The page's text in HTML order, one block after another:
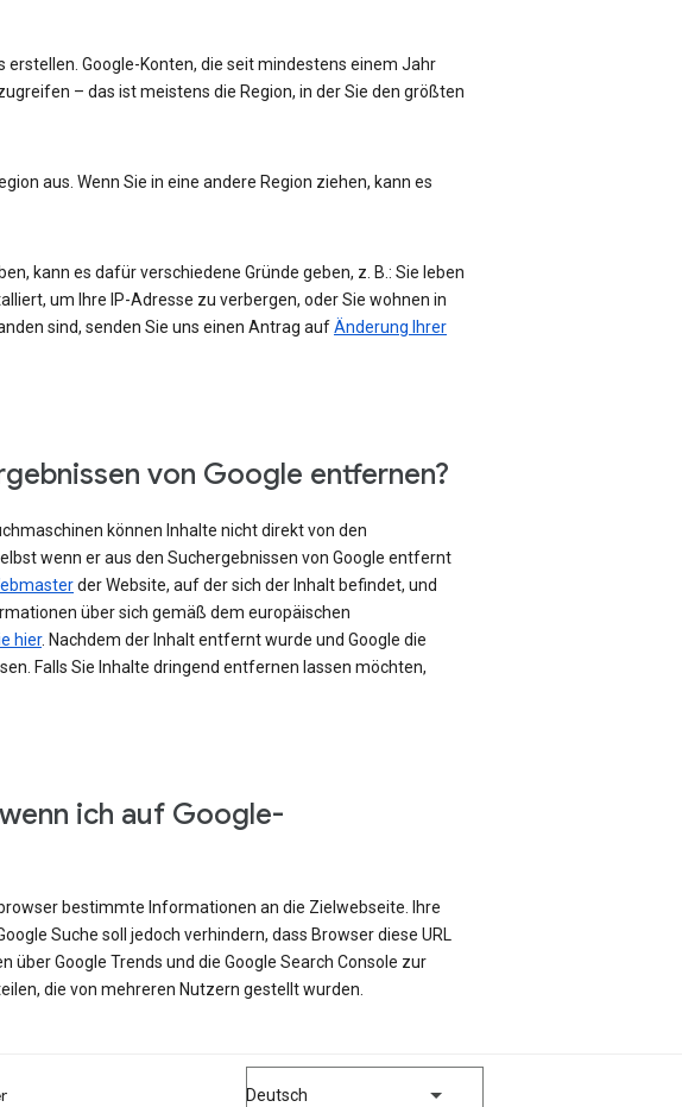
erstellen. Google-Konten, die seit mindestens einem Jahr
– das ist meistens die Region, in der Sie den größten
aus. Wenn Sie in eine andere Region ziehen, kann es
kann es dafür verschiedene Gründe geben, z. B.: Sie leben
um Ihre IP-Adresse zu verbergen, oder Sie wohnen in
sind, senden Sie uns einen Antrag aufÄnderung Ihrer
von Google entfernen?
können Inhalte nicht direkt von den
wenn er aus den Suchergebnissen von Google entfernt
der Website, auf der sich der Inhalt befindet, und
über sich gemäß dem europäischen
hier. Nachdem der Inhalt entfernt wurde und Google die
Falls Sie Inhalte dringend entfernen lassen möchten,
ich auf Google-
bestimmte Informationen an die Zielwebseite. Ihre
Suche soll jedoch verhindern, dass Browser diese URL
über Google Trends und die Google Search Console zur
die von mehreren Nutzern gestellt wurden.
Deutsch